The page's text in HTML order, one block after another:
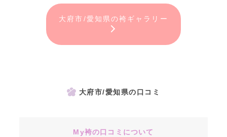
大府市/愛知県の袴ギャラリー
大府市/愛知県の口コミ
My袴の口コミについて